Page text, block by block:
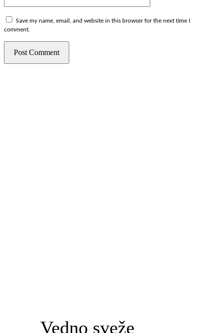
Save my name, email, and website in this browser for the next time I
comment.
Vedno sveže